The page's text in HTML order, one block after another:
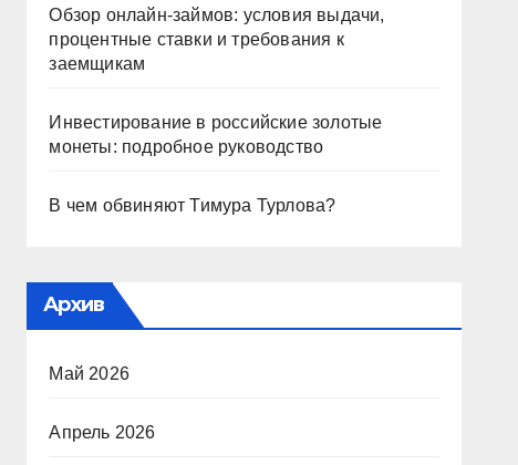
Обзор онлайн-займов: условия выдачи,
процентные ставки и требования к
заемщикам
Инвестирование в российские золотые
монеты: подробное руководство
В чем обвиняют Тимура Турлова?
Архив
Май 2026
Апрель 2026